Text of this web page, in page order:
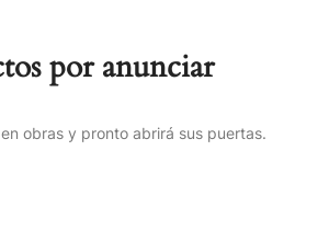
por anunciar
obras y pronto abrirá sus puertas.